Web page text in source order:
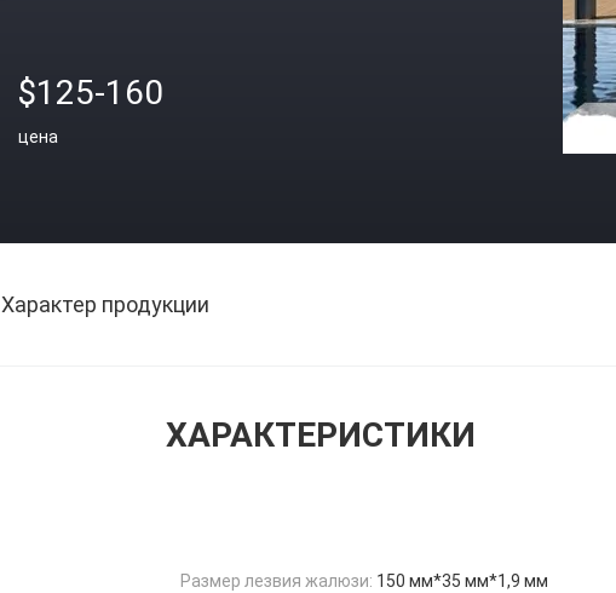
$125-160
цена
Характер продукции
ХАРАКТЕРИСТИКИ
Размер лезвия жалюзи: 150 мм*35 мм*1,9 мм